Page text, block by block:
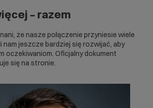
– razem
że nasze połączenie przyniesie wiele
nam jeszcze bardziej się rozwijać, aby
oczekiwaniom. Oficjalny dokument
się na stronie.